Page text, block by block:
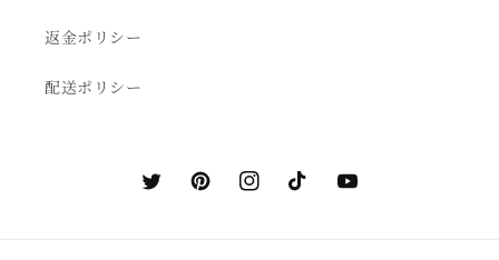
返金ポリシー
配送ポリシー
TwitterPinterestInstagramTikTokYouTube